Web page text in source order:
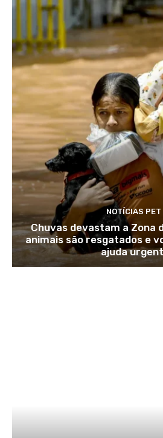
NOTÍCIAS PET
Chuvas devastam a Zona
animais são resgatados e
ajuda